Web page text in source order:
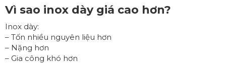
Vì sao inox dày giá cao hơn?
Inox dày:
– Tốn nhiều nguyên liệu hơn
– Nặng hơn
– Gia công khó hơn